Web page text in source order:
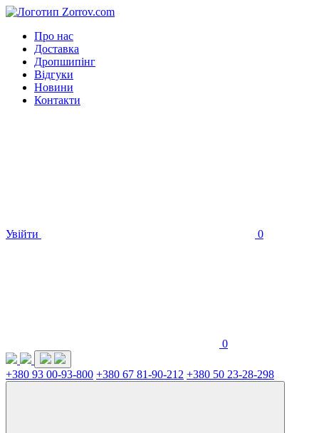
Про нас
Доставка
Дропшипінг
Відгуки
Новини
Контакти
Увійти 0
0
+380 93 00-93-800 +380 67 81-90-212 +380 50 23-28-298